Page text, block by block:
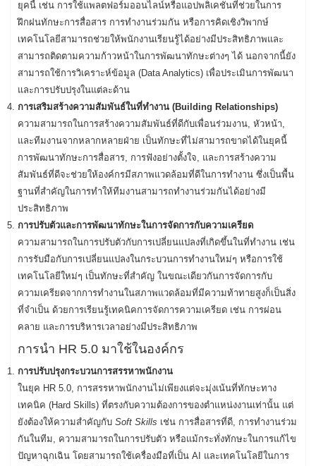
ยุคนี้ เช่น การใช้แพลตฟอร์มออนไลน์หรือแอปพลิเคชันที่ช่วยในการ
ฝึกฝนทักษะการสื่อสาร การทำงานร่วมกัน หรือการคิดเชิงวิพากษ์
เทคโนโลยีสามารถช่วยให้พนักงานเรียนรู้ได้อย่างมีประสิทธิภาพและ
สามารถติดตามความก้าวหน้าในการพัฒนาทักษะต่างๆ ได้ นอกจากนี้ยัง
สามารถใช้การวิเคราะห์ข้อมูล (Data Analytics) เพื่อประเมินการพัฒนา
และการปรับปรุงในแต่ละด้าน
การเสริมสร้างความสัมพันธ์ในที่ทำงาน (Building Relationships)
ความสามารถในการสร้างความสัมพันธ์ที่ดีกับเพื่อนร่วมงาน, หัวหน้า,
และทีมงานจากหลากหลายฝ่าย เป็นทักษะที่ไม่สามารถขาดได้ในยุคนี้
การพัฒนาทักษะการสื่อสาร, การฟังอย่างตั้งใจ, และการสร้างความ
สัมพันธ์ที่ดีจะช่วยให้องค์กรมีสภาพแวดล้อมที่ดีในการทำงาน ซึ่งเป็นพื้น
ฐานที่สำคัญในการทำให้ทีมงานสามารถทำงานร่วมกันได้อย่างมี
ประสิทธิภาพ
การปรับตัวและการพัฒนาทักษะในการจัดการกับความเครียด
ความสามารถในการปรับตัวกับการเปลี่ยนแปลงที่เกิดขึ้นในที่ทำงาน เช่น
การรับมือกับการเปลี่ยนแปลงในกระบวนการทำงานใหม่ๆ หรือการใช้
เทคโนโลยีใหม่ๆ เป็นทักษะที่สำคัญ ในขณะเดียวกันการจัดการกับ
ความเครียดจากการทำงานในสภาพแวดล้อมที่มีความท้าทายสูงก็เป็นสิ่ง
ที่จำเป็น ด้วยการเรียนรู้เทคนิคการจัดการความเครียด เช่น การผ่อน
คลาย และการบริหารเวลาอย่างมีประสิทธิภาพ
การนำ HR 5.0 มาใช้ในองค์กร
การปรับปรุงกระบวนการสรรหาพนักงาน
ในยุค HR 5.0, การสรรหาพนักงานไม่เพียงแต่จะมุ่งเน้นที่ทักษะทาง
เทคนิค (Hard Skills) ที่ตรงกับความต้องการของตำแหน่งงานเท่านั้น แต่
ยังต้องให้ความสำคัญกับ Soft Skills เช่น การสื่อสารที่ดี, การทำงานร่วม
กันในทีม, ความสามารถในการปรับตัว หรือแม้กระทั่งทักษะในการแก้ไข
ปัญหาฉุกเฉิน โดยสามารถใช้เครื่องมือที่เป็น AI และเทคโนโลยีในการ